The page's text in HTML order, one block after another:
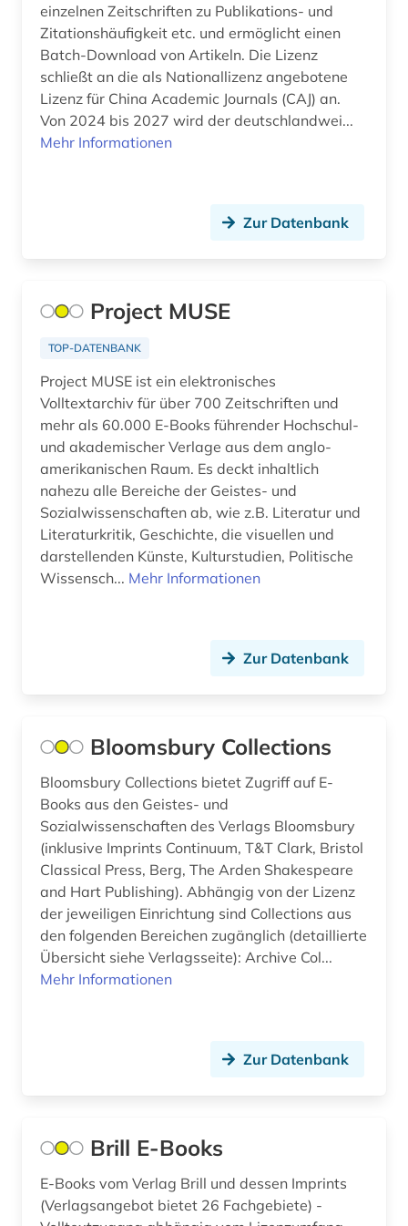
gesundheitswesen (1)
gesundheitswissenschaften (1)
humanwissenschaften (1)
impact faktoren (1)
impactfaktor (1)
indigenes volk (1)
indonesien (1)
industrie (1)
informatik (4)
informationswissenschaften (1)
ingenieurswesen (1)
interkulturalität (1)
internationale politik (2)
internationale verflechtung (2)
internationales politisches system (1)
internationales recht (1)
italien (1)
japan (1)
japanologie (1)
einzelnen Zeitschriften zu Publikations- und
Zitationshäufigkeit etc. und ermöglicht einen
Batch-Download von Artikeln. Die Lizenz
schließt an die als Nationallizenz angebotene
Lizenz für China Academic Journals (CAJ) an.
Von 2024 bis 2027 wird der deutschlandwei...
Mehr Informationen
Zur Datenbank
Project MUSE
TOP-DATENBANK
Project MUSE ist ein elektronisches
Volltextarchiv für über 700 Zeitschriften und
mehr als 60.000 E-Books führender Hochschul-
und akademischer Verlage aus dem anglo-
amerikanischen Raum. Es deckt inhaltlich
nahezu alle Bereiche der Geistes- und
Sozialwissenschaften ab, wie z.B. Literatur und
Literaturkritik, Geschichte, die visuellen und
darstellenden Künste, Kulturstudien, Politische
Wissensch... Mehr Informationen
Zur Datenbank
Bloomsbury Collections
Bloomsbury Collections bietet Zugriff auf E-
Books aus den Geistes- und
Sozialwissenschaften des Verlags Bloomsbury
(inklusive Imprints Continuum, T&T Clark, Bristol
Classical Press, Berg, The Arden Shakespeare
and Hart Publishing). Abhängig von der Lizenz
der jeweiligen Einrichtung sind Collections aus
den folgenden Bereichen zugänglich (detaillierte
Übersicht siehe Verlagsseite): Archive Col...
Mehr Informationen
Zur Datenbank
Brill E-Books
E-Books vom Verlag Brill und dessen Imprints
(Verlagsangebot bietet 26 Fachgebiete) -